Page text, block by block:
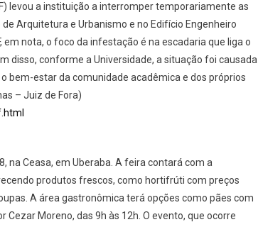
levou a instituição a interromper temporariamente as
Arquitetura e Urbanismo e no Edifício Engenheiro
em nota, o foco da infestação é na escadaria que liga o
disso, conforme a Universidade, a situação foi causada
bem-estar da comunidade acadêmica e dos próprios
– Juiz de Fora)
na Ceasa, em Uberaba. A feira contará com a
produtos frescos, como hortifrúti com preços
A área gastronômica terá opções como pães com
Moreno, das 9h às 12h. O evento, que ocorre